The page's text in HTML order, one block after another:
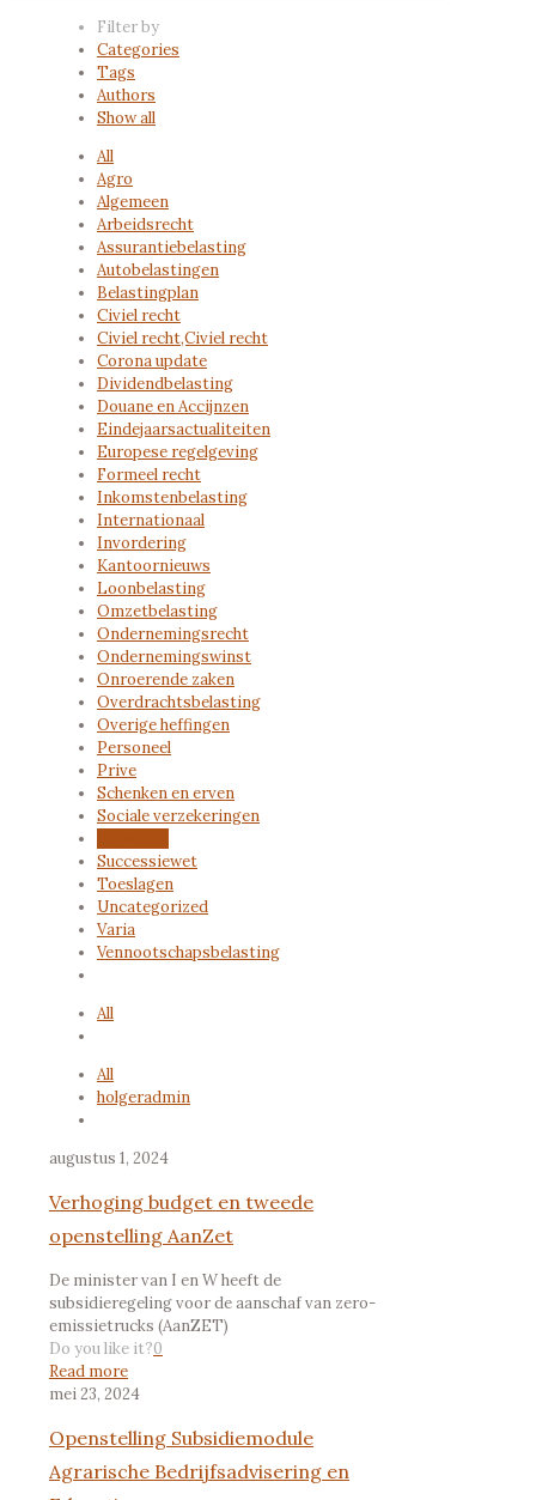
Filter by
Categories
Tags
Authors
Show all
All
Agro
Algemeen
Arbeidsrecht
Assurantiebelasting
Autobelastingen
Belastingplan
Civiel recht
Civiel recht,Civiel recht
Corona update
Dividendbelasting
Douane en Accijnzen
Eindejaarsactualiteiten
Europese regelgeving
Formeel recht
Inkomstenbelasting
Internationaal
Invordering
Kantoornieuws
Loonbelasting
Omzetbelasting
Ondernemingsrecht
Ondernemingswinst
Onroerende zaken
Overdrachtsbelasting
Overige heffingen
Personeel
Prive
Schenken en erven
Sociale verzekeringen
Successiewet
Toeslagen
Uncategorized
Varia
Vennootschapsbelasting
All
All
holgeradmin
augustus 1, 2024
Verhoging budget en tweede
openstelling AanZet
De minister van I en W heeft de
subsidieregeling voor de aanschaf van zero-
emissietrucks (AanZET)
Do you like it?0
Read more
mei 23, 2024
Openstelling Subsidiemodule
Agrarische Bedrijfsadvisering en